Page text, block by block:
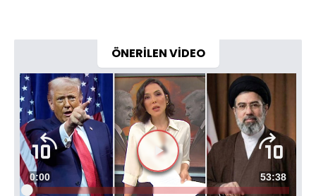
ÖNERİLEN VİDEO
Süre
0:00 Toplam
53:38
Yüklendi: